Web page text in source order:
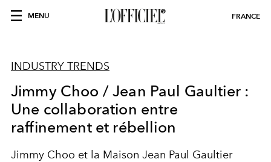
MENU FRANCE
INDUSTRY TRENDS
Jimmy Choo / Jean Paul Gaultier :
Une collaboration entre
raffinement et rébellion
Jimmy Choo et la Maison Jean Paul Gaultier